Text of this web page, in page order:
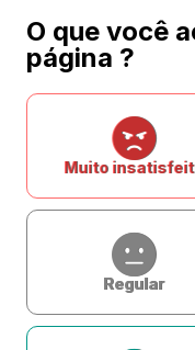
O que você
página ?
Muito
Regular